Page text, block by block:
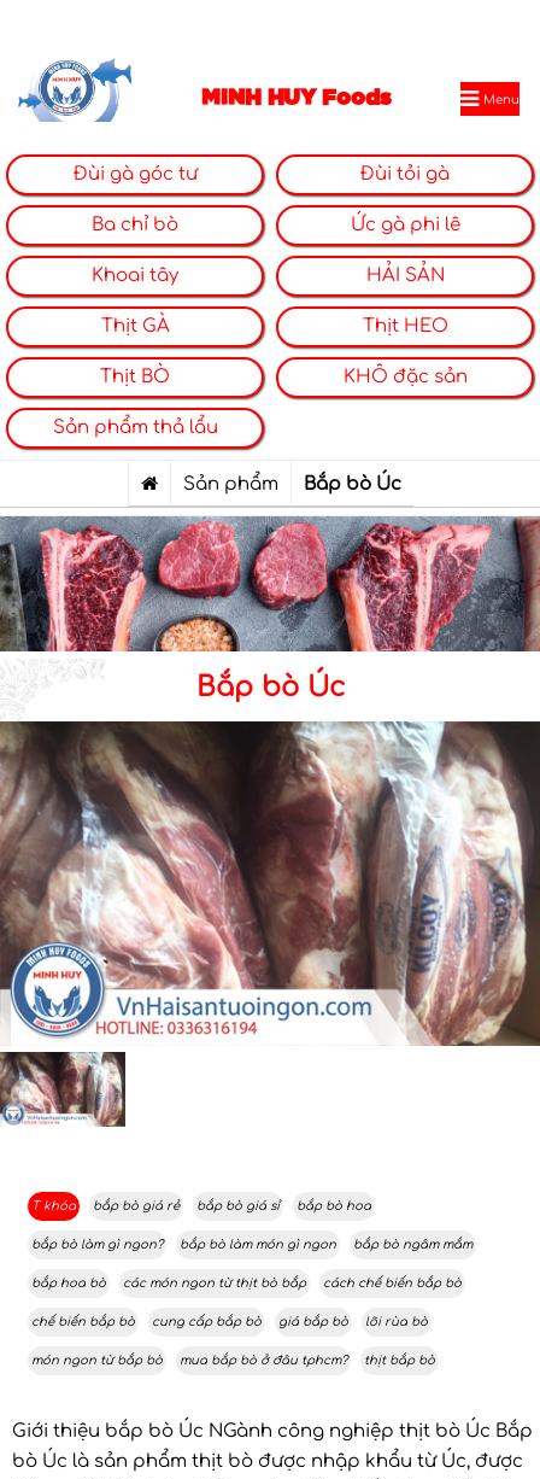
MINH HUY Foods Menu
Đùi gà góc tư Đùi tỏi gà
Ba chỉ bò Ức gà phi lê
Khoai tây HẢI SẢN
Thịt GÀ Thịt HEO
Thịt BÒ KHÔ đặc sản
Sản phẩm thả lẩu
Sản phẩm Bắp bò Úc
Bắp bò Úc
T khóa bắp bò giá rẻ bắp bò giá sỉ bắp bò hoa
bắp bò làm gì ngon? bắp bò làm món gì ngon bắp bò ngâm mắm
bắp hoa bò các món ngon từ thịt bò bắp cách chế biến bắp bò
chế biến bắp bò cung cấp bắp bò giá bắp bò lõi rùa bò
món ngon từ bắp bò mua bắp bò ở đâu tphcm? thịt bắp bò
Giới thiệu bắp bò Úc NGành công nghiệp thịt bò Úc Bắp
bò Úc là sản phẩm thịt bò được nhập khẩu từ Úc, được